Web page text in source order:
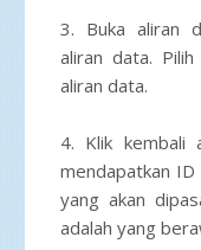
3. Buka aliran
aliran data.
aliran data.
4. Klik kembali
mendapatkan
yang akan
adalah yang